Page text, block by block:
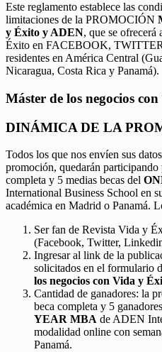
Este reglamento establece las
limitaciones de la PROMOCIÓN
y Éxito y ADEN, que se
Éxito en FACEBOOK,
residentes en América Central
Nicaragua, Costa Rica y Panamá).
Máster de los negocios
DINÁMICA DE LA
Todos los que nos envíen sus
promoción, quedarán participando
completa y 5 medias becas del
International Business School en
académica en Madrid o Panamá.
Ser fan de Revista Vida y
(Facebook, Twitter,
Ingresar al link de la
solicitados en el formulario
los negocios con Vida y
Cantidad de ganadores: la
beca completa y 5
YEAR MBA de ADEN
modalidad online con
Panamá.